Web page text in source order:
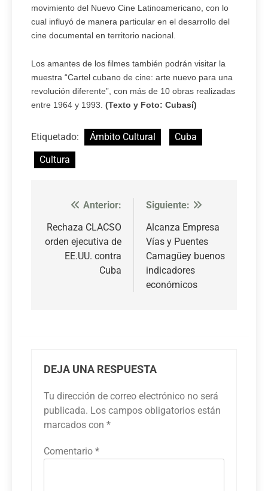
movimiento del Nuevo Cine Latinoamericano, con lo
cual influyó de manera particular en el desarrollo del
cine documental en territorio nacional.
Los amantes de los filmes también podrán visitar la
muestra “Cartel cubano de cine: arte nuevo para una
revolución diferente”, con más de 10 obras realizadas
entre 1964 y 1993. (Texto y Foto: Cubasí)
Etiquetado: Ámbito Cultural
Cuba
Cultura
Navegación
de
entradas
Anterior:
Rechaza CLACSO
orden ejecutiva de
EE.UU. contra
Cuba
Siguiente:
Alcanza Empresa
Vías y Puentes
Camagüey buenos
indicadores
económicos
DEJA UNA RESPUESTA
Tu dirección de correo electrónico no será
publicada. Los campos obligatorios están
marcados con *
Comentario *